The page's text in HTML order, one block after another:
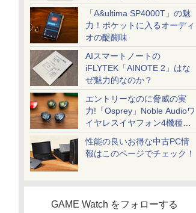
「A&ultima SP4000T」の魅
力！ポケットに入るオーディ
オの醍醐味
AIスマートノートの
iFLYTEK「AINOTE 2」はな
ぜ魅力的なのか？
エントリーなのに脅威の実
力!「Osprey」Noble Audioワ
イヤレスイヤフォン4機種を
一気に聴く
性能の良いお得な中古PC情
報はこのページでチェック！
GAME Watch をフォローする